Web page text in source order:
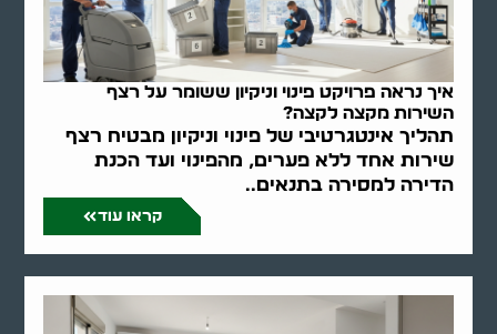
איך נראה פרויקט פינוי וניקיון ששומר על רצף
השירות מקצה לקצה?
תהליך אינטגרטיבי של פינוי וניקיון מבטיח רצף
שירות אחד ללא פערים, מהפינוי ועד הכנת
הדירה למסירה בתנאים..
קראו עוד